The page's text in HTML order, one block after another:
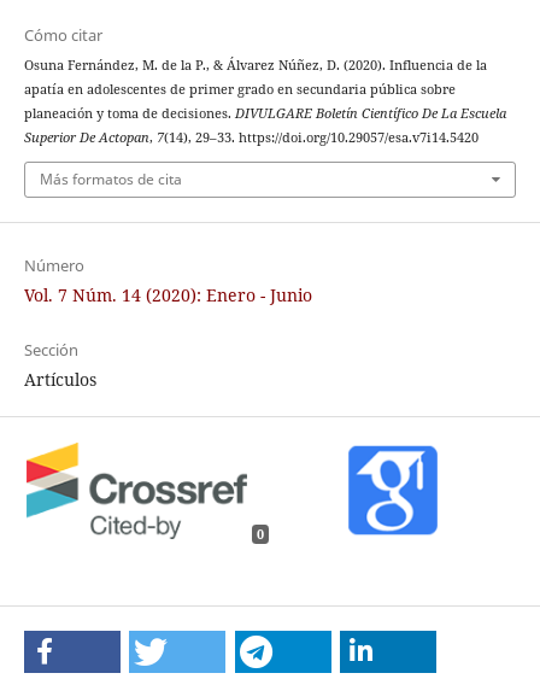
Cómo citar
Osuna Fernández, M. de la P., & Álvarez Núñez, D. (2020). Influencia de la
apatía en adolescentes de primer grado en secundaria pública sobre
planeación y toma de decisiones. DIVULGARE Boletín Científico De La Escuela
Superior De Actopan, 7(14), 29–33. https://doi.org/10.29057/esa.v7i14.5420
Más formatos de cita
Número
Vol. 7 Núm. 14 (2020): Enero - Junio
Sección
Artículos
0